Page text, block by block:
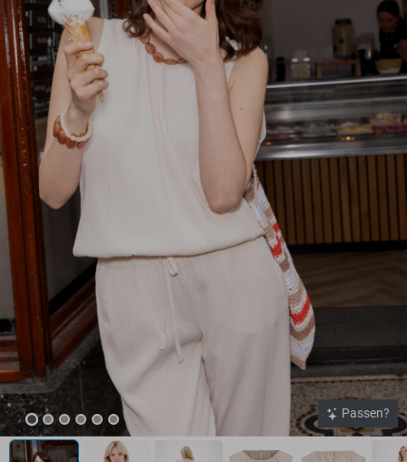
Passen?